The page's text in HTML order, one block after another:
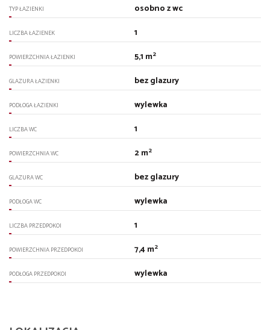
TYP ŁAZIENKI osobno z wc
LICZBA ŁAZIENEK 1
POWIERZCHNIA ŁAZIENKI 5,1 m2
GLAZURA ŁAZIENKI bez glazury
PODŁOGA ŁAZIENKI wylewka
LICZBA WC 1
POWIERZCHNIA WC 2 m2
GLAZURA WC bez glazury
PODŁOGA WC wylewka
LICZBA PRZEDPOKOI 1
POWIERZCHNIA PRZEDPOKOI 7,4 m2
PODŁOGA PRZEDPOKOI wylewka